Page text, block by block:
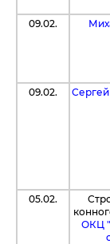
09.02.
09.02.
05.02.
ОКЦ